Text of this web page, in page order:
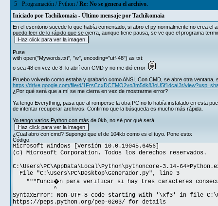
5 Programación /Python /Re: No se genera el archivo.
Iniciado por Tachikomaia- Último mensaje por Tachikomaia
En el escritorio sucede lo que había comentado, si abro el py normalmente no crea
puedo leer de lo rápido que se cierra, aunque tiene pausa, se ve que el programa
Puse
with open("Mywords.txt", "w", encoding="utf-48") as txt:
o sea 48 en vez de 8, lo abrí con CMD y no me dió error
Pruebo volverlo como estaba y grabarlo como ANSI. Con CMD, se abre otra
https://drive.google.com/file/d/1FrsCcxDCEMO2vo3m5dk8JoU5f1dcaI3r/
¿Por qué será que a mí se me cierra en vez de mostrarme error?
Ya tengo Everything, pasa que al romperse la otra PC no lo había instalado en esta
de intentar recuperar archivos. Confirmo que la búsqueda es mucho más rápida.
Yo tengo varios Python con más de 0kb, no sé por qué será.
¿Cual abro con cmd? Supongo que el de 104kb como es el tuyo. Pone esto:
Código:
Microsoft Windows [Versión 10.0.19045.6456]
(c) Microsoft Corporation. Todos los derechos reservados.
C:\Users\PC\AppData\Local\Python\pythoncore-3.14-
File "C:\Users\PC\Desktop\Generador.py", line 3
"""Funci�n para verificar si hay tres caracteres
^
SyntaxError: Non-UTF-8 code starting with '\xf3' in file
https://peps.python.org/pep-0263/ for details